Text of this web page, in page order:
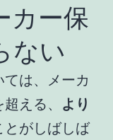
カー保
ない
は、メーカ
える、 より
とがしばしば